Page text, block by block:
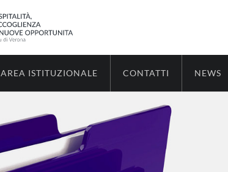
AREA ISTITUZIONALE CONTATTI NEWS